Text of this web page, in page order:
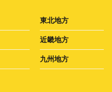
東北地方
近畿地方
九州地方